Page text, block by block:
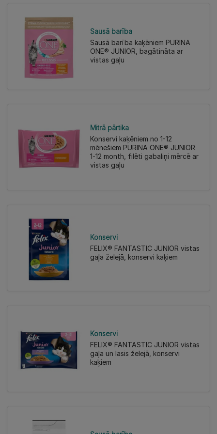
Sausā barība
Sausā barība kaķēniem PURINA
ONE® JUNIOR, bagātināta ar
vistas gaļu
Mitrā pārtika
Konservi kaķēniem no 1-12
mēnešiem PURINA ONE® JUNIOR
1-12 month, filēti gabaliņi mērcē ar
vistas gaļu
Konservi
FELIX® FANTASTIC JUNIOR vistas
gaļa želejā, konservi kaķiem
Konservi
FELIX® FANTASTIC JUNIOR vistas
gaļa un lasis želejā, konservi
kaķiem